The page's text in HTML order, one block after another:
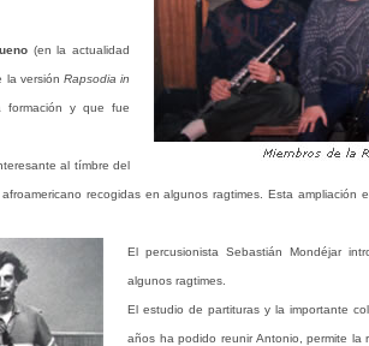
(en la actualidad
la versión Rapsodia in
formación y que fue
al tímbre del
recogidas en algunos ragtimes. Esta ampliación
El percusionista Sebastián Mondéjar
algunos ragtimes.
El estudio de partituras y la importante
años ha podido reunir Antonio, permite la